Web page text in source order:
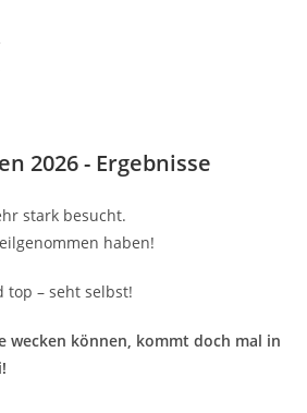
2026 - Ergebnisse
stark besucht.
haben!
top – seht selbst!
wecken können, kommt doch mal in